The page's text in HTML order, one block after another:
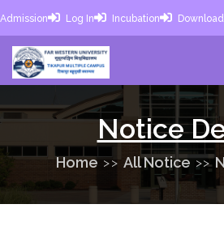
Admission Log In Incubation
Notice
Home All Notice